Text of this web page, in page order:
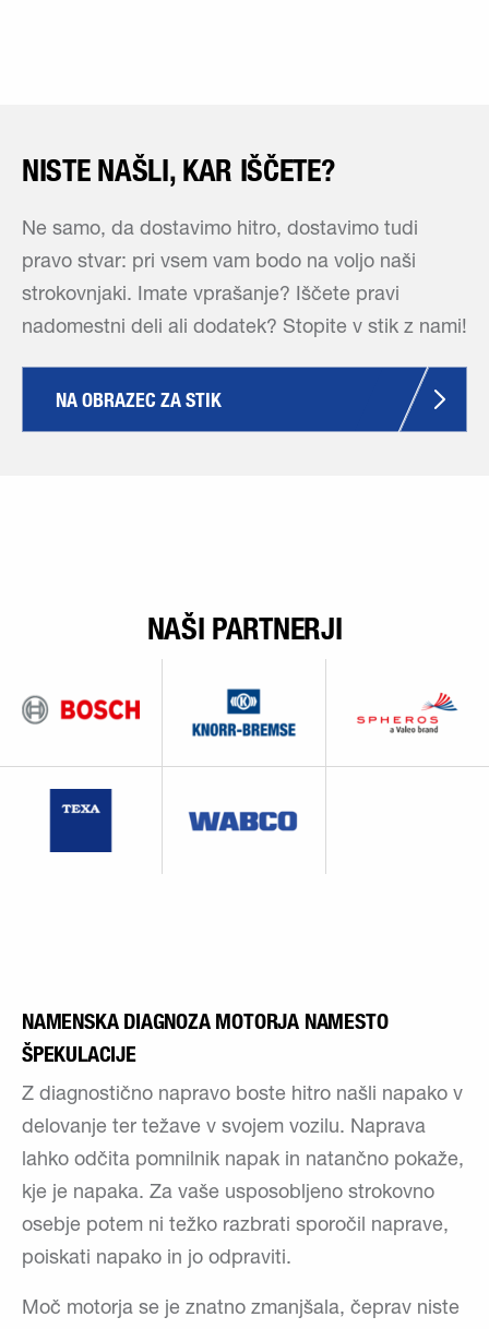
NISTE NAŠLI, KAR IŠČETE?
Ne samo, da dostavimo hitro, dostavimo tudi
pravo stvar: pri vsem vam bodo na voljo naši
strokovnjaki. Imate vprašanje? Iščete pravi
nadomestni deli ali dodatek? Stopite v stik z nami!
NA OBRAZEC ZA STIK
NAŠI PARTNERJI
NAMENSKA DIAGNOZA MOTORJA NAMESTO
ŠPEKULACIJE
Z diagnostično napravo boste hitro našli napako v
delovanje ter težave v svojem vozilu. Naprava
lahko odčita pomnilnik napak in natančno pokaže,
kje je napaka. Za vaše usposobljeno strokovno
osebje potem ni težko razbrati sporočil naprave,
poiskati napako in jo odpraviti.
Moč motorja se je znatno zmanjšala, čeprav niste